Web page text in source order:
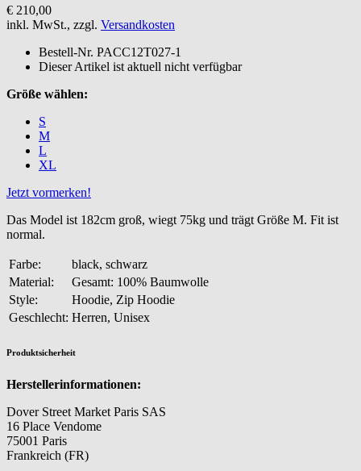
€ 210,00
inkl. MwSt., zzgl. Versandkosten
Bestell-Nr. PACC12T027-1
Dieser Artikel ist aktuell nicht verfügbar
Größe wählen:
S
M
L
XL
Jetzt vormerken!
Das Model ist 182cm groß, wiegt 75kg und trägt Größe M. Fit ist
normal.
Farbe:
black, schwarz
Material:
Gesamt: 100% Baumwolle
Style:
Hoodie, Zip Hoodie
Geschlecht: Herren, Unisex
Produktsicherheit
Herstellerinformationen:
Dover Street Market Paris SAS
16 Place Vendome
75001 Paris
Frankreich (FR)